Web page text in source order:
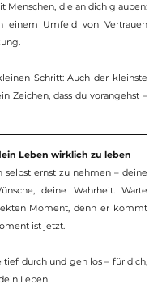
Menschen, die an dich glauben:
einem Umfeld von Vertrauen
Schritt: Auch der kleinste
Zeichen, dass du vorangehst –
Leben wirklich zu leben
selbst ernst zu nehmen – deine
deine Wahrheit. Warte
Moment, denn er kommt
ist jetzt.
tief durch und geh los – für dich,
Leben.